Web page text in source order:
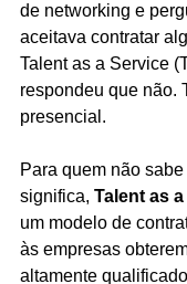
de networking e
aceitava contratar
Talent as a Service
respondeu que não.
presencial.
Para quem não
significa, Talent as
um modelo de
às empresas
altamente